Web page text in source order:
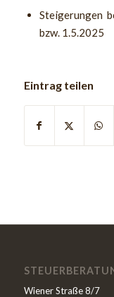
Steigerungen
bzw. 1.5.2025
Eintrag teilen
Wiener Straße 8/7